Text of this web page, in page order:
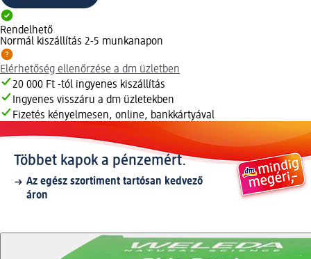
Rendelhető
Normál kiszállítás 2-5 munkanapon
Elérhetőség ellenőrzése a dm üzletben
20 000 Ft -tól ingyenes kiszállítás
Ingyenes visszáru a dm üzletekben
Fizetés kényelmesen, online, bankkártyával
Többet kapok a pénzemért.
Az egész szortiment tartósan kedvező
áron